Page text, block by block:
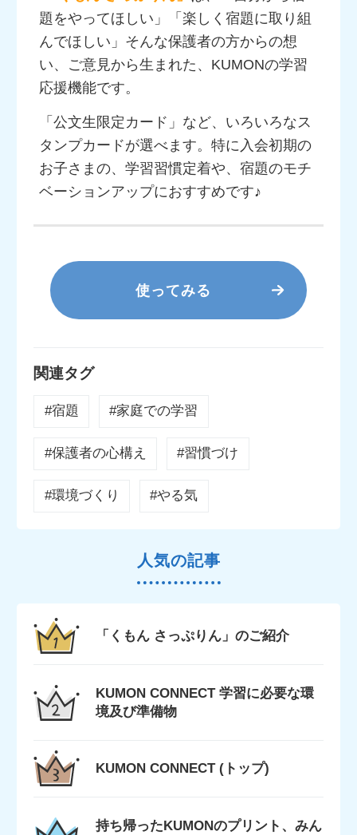
題をやってほしい」「楽しく宿題に取り組
んでほしい」そんな保護者の方からの想
い、ご意見から生まれた、KUMONの学習
応援機能です。
「公文生限定カード」など、いろいろなス
タンプカードが選べます。特に入会初期の
お子さまの、学習習慣定着や、宿題のモチ
ベーションアップにおすすめです♪
使ってみる
関連タグ
#宿題 #家庭での学習
#保護者の心構え #習慣づけ
#環境づくり #やる気
人気の記事
「くもん さっぷりん」のご紹介
KUMON CONNECT 学習に必要な環
境及び準備物
KUMON CONNECT (トップ)
持ち帰ったKUMONのプリント、みん